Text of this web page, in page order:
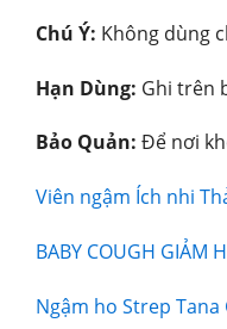
Chú Ý: Không dùng
Hạn Dùng: Ghi trên
Bảo Quản: Để nơi
Viên ngậm Ích nhi
BABY COUGH GIẢM
Ngậm ho Strep